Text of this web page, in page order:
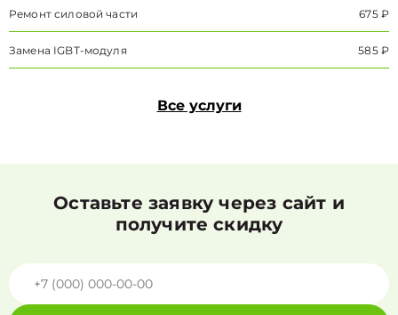
Ремонт силовой части 675 ₽
Замена IGBT-модуля 585 ₽
Все услуги
Оставьте заявку через сайт и
получите скидку